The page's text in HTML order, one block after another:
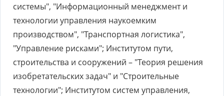
системы", "Информационный менеджмент и
технологии управления наукоемким
производством", "Транспортная логистика",
"Управление рисками"; Институтом пути,
строительства и сооружений – "Теория решения
изобретательских задач" и "Строительные
технологии"; Институтом систем управления,